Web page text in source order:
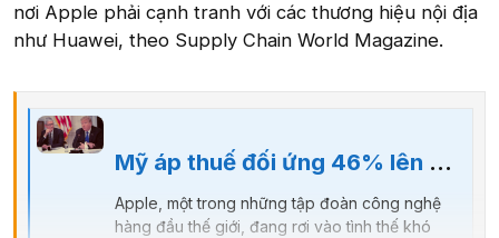
nơi Apple phải cạnh tranh với các thương hiệu nội địa
như Huawei, theo Supply Chain World Magazine.
Mỹ áp thuế đối ứng 46% lên Việt Nam, công ty này lập tức "bay" luôn hơn 300 tỷ USD
Apple, một trong những tập đoàn công nghệ
hàng đầu thế giới, đang rơi vào tình thế khó